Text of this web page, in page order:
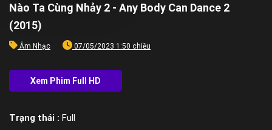
Nào Ta Cùng Nhảy 2 - Any Body Can Dance 2
(2015)
Âm Nhạc 07/05/2023 1:50 chiều
Trạng thái : Full